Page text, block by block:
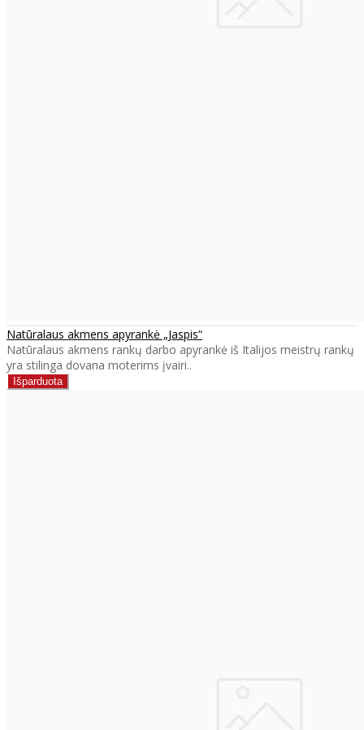
Natūralaus akmens apyrankė „Jaspis“
Natūralaus akmens rankų darbo apyrankė iš Italijos meistrų rankų
yra stilinga dovana moterims įvairi..